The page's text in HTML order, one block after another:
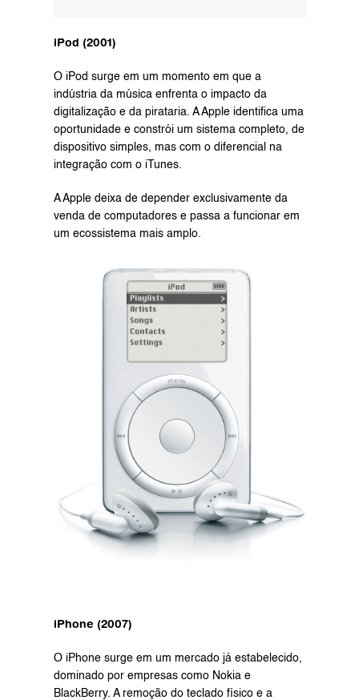
iPod (2001)
O iPod surge em um momento em que a
indústria da música enfrenta o impacto da
digitalização e da pirataria. A Apple identifica uma
oportunidade e constrói um sistema completo, de
dispositivo simples, mas com o diferencial na
integração com o iTunes.
A Apple deixa de depender exclusivamente da
venda de computadores e passa a funcionar em
um ecossistema mais amplo.
iPhone (2007)
O iPhone surge em um mercado já estabelecido,
dominado por empresas como Nokia e
BlackBerry. A remoção do teclado físico e a